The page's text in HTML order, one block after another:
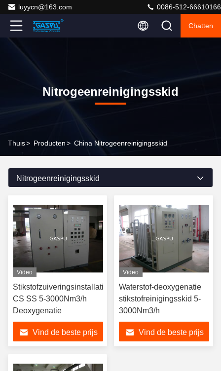
luyycn@163.com 0086-512-66610166
Chatten
Nitrogeenreinigingsskid
Thuis> Producten> China Nitrogeenreinigingsskid
Nitrogeenreinigingsskid
Video
Stikstofzuiveringsinstallatie
CS SS 5-3000Nm3/h
Deoxygenatie
Vind de beste prijs
Video
Waterstof-deoxygenatie
stikstofreinigingsskid 5-
3000Nm3/h
Vind de beste prijs